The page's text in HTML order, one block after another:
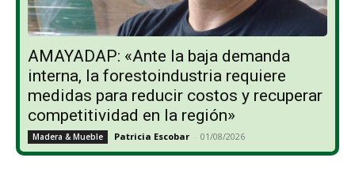
AMAYADAP: «Ante la baja demanda
interna, la forestoindustria requiere
medidas para reducir costos y recuperar
competitividad en la región»
Madera & Mueble Patricia Escobar - 01/08/2026